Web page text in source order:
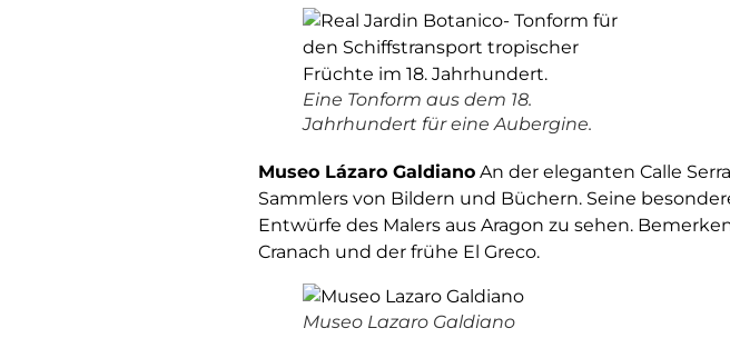
Eine Tonform aus dem 18.
Jahrhundert für eine Aubergine.
Museo Lázaro Galdiano An der eleganten Calle
Sammlers von Bildern und Büchern. Seine
Entwürfe des Malers aus Aragon zu sehen.
Cranach und der frühe El Greco.
Museo Lazaro Galdiano